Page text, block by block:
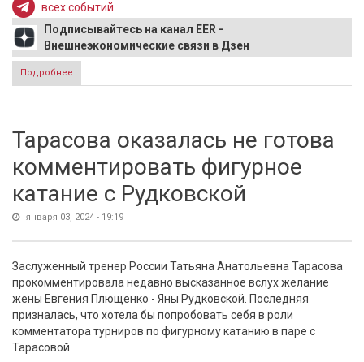
всех событий
Подписывайтесь на канал EER -
Внешнеэкономические связи в Дзен
Подробнее
оправдавшей удар ВСУ по мирному населению Белгорода
Тарасова оказалась не готова
комментировать фигурное
катание с Рудковской
января 03, 2024 - 19:19
Заслуженный тренер России Татьяна Анатольевна Тарасова
прокомментировала недавно высказанное вслух желание
жены Евгения Плющенко - Яны Рудковской. Последняя
призналась, что хотела бы попробовать себя в роли
комментатора турниров по фигурному катанию в паре с
Тарасовой.